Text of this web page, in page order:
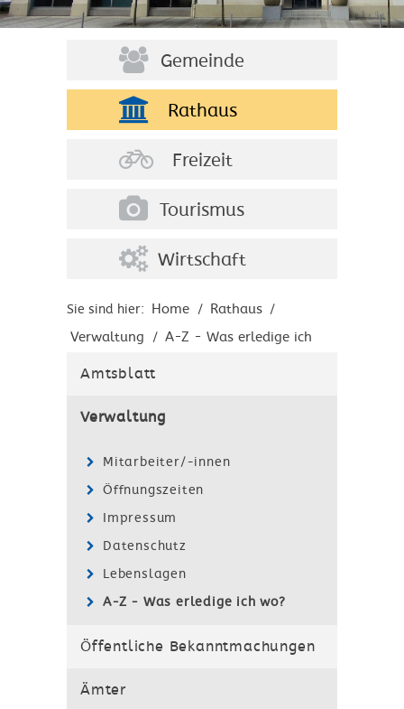
Gemeinde
Rathaus
Freizeit
Tourismus
Wirtschaft
Sie sind hier: Home / Rathaus /
Verwaltung / A-Z - Was erledige ich
Amtsblatt
Verwaltung
Mitarbeiter/-innen
Öffnungszeiten
Impressum
Datenschutz
Lebenslagen
A-Z - Was erledige ich wo?
Öffentliche Bekanntmachungen
Ämter